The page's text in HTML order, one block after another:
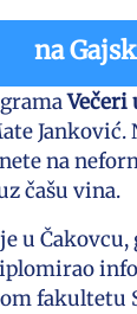
na
Večeri
Janković.
na
čašu vina.
u Čakovcu,
fakultetu